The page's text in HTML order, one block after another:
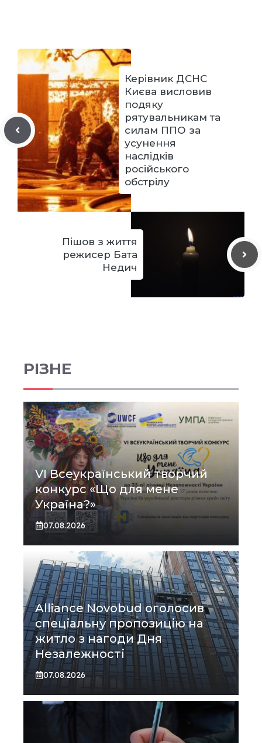
Керівник ДСНС
Києва висловив
подяку
рятувальникам та
силам ППО за
усунення
наслідків
російського
обстрілу
Пішов з життя
режисер Бата
Недич
РІЗНЕ
VI Всеукраїнський творчий
конкурс «Що для мене
Україна?»
07.08.2026
Alliance Novobud оголосив
спеціальну пропозицію на
житло з нагоди Дня
Незалежності
07.08.2026